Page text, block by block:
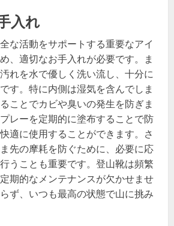
入れ
な活動をサポートする重要なアイ
、適切なお手入れが必要です。ま
れを水で優しく洗い流し、十分に
す。特に内側は湿気を含んでしま
ことでカビや臭いの発生を防ぎま
レーを定期的に塗布することで防
適に使用することができます。さ
先の摩耗を防ぐために、必要に応
うことも重要です。登山靴は頻繁
期的なメンテナンスが欠かせませ
ず、いつも最高の状態で山に挑み